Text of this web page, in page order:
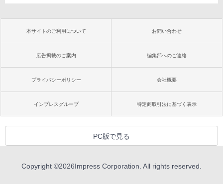
本サイトのご利用について お問い合わせ
広告掲載のご案内 編集部へのご連絡
プライバシーポリシー 会社概要
インプレスグループ 特定商取引法に基づく表示
PC版で見る
Copyright ©2026Impress Corporation. All rights reserved.